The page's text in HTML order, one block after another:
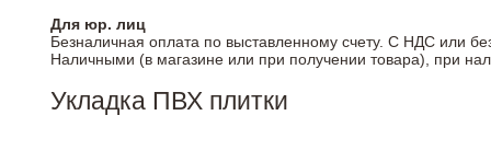
Для юр. лиц
Безналичная оплата по выставленному счету. С НДС или
Наличными (в магазине или при получении товара), при
Укладка ПВХ плитки